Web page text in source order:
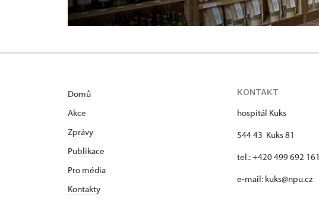
Domů
Akce
Zprávy
Publikace
Pro média
Kontakty
KONTAKT
hospitál Kuks
544 43 Kuks 81
tel.: +420 499 692 161
e-mail: kuks@npu.cz